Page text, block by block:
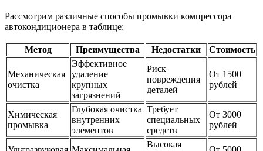
Рассмотрим различные способы промывки компрессора
автокондиционера в таблице:
Метод Преимущества Недостатки Стоимость
Механическая
очистка
Эффективное
удаление
крупных
загрязнений
Риск
повреждения
деталей
От 1500
рублей
Химическая
промывка
Глубокая очистка
внутренних
элементов
Требует
специальных
средств
От 3000
рублей
Высокая